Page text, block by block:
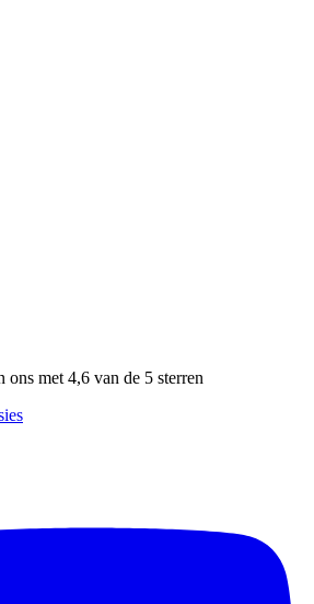
ons met 4,6 van de 5 sterren